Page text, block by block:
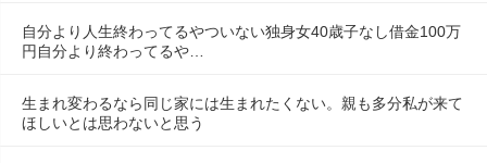
自分より人生終わってるやついない独身女40歳子なし借金100万
円自分より終わってるや…
生まれ変わるなら同じ家には生まれたくない。親も多分私が来て
ほしいとは思わないと思う